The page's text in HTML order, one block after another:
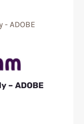
– ADOBE